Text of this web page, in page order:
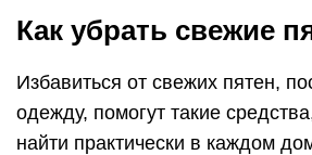
Как убрать свежие
Избавиться от свежих пятен,
одежду, помогут такие
найти практически в каждом